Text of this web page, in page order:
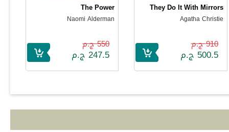
They Do It With Mirrors
Agatha Christie
910 ج.م
500.5 ج.م
The Power
Naomi Alderman
550 ج.م
247.5 ج.م